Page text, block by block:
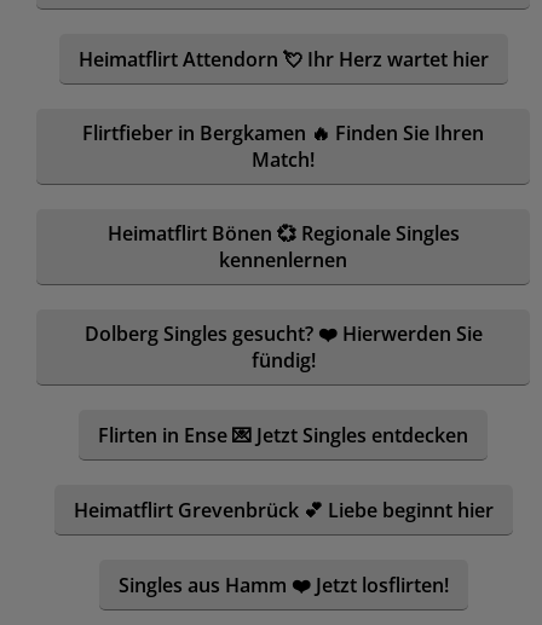
Heimatflirt Attendorn 💘 Ihr Herz wartet hier
Flirtfieber in Bergkamen 🔥 Finden Sie Ihren
Match!
Heimatflirt Bönen 💞 Regionale Singles
kennenlernen
Dolberg Singles gesucht? ❤️ Hierwerden Sie
fündig!
Flirten in Ense 💌 Jetzt Singles entdecken
Heimatflirt Grevenbrück 💕 Liebe beginnt hier
Singles aus Hamm ❤️ Jetzt losflirten!